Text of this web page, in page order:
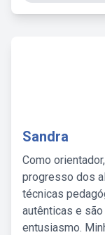
Sandra
Como
progresso dos
técnicas
autênticas e
entusiasmo.